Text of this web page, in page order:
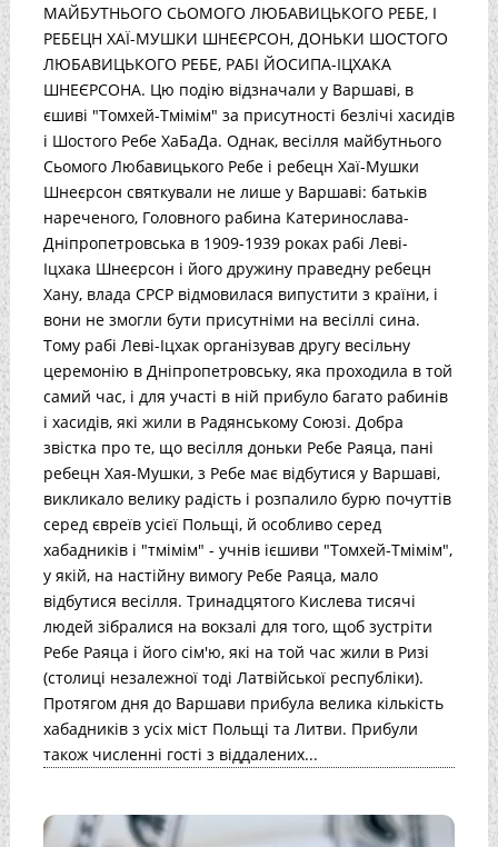
МАЙБУТНЬОГО СЬОМОГО ЛЮБАВИЦЬКОГО РЕБЕ, І
РЕБЕЦН ХАЇ-МУШКИ ШНЕЄРСОН, ДОНЬКИ ШОСТОГО
ЛЮБАВИЦЬКОГО РЕБЕ, РАБІ ЙОСИПА-ІЦХАКА
ШНЕЄРСОНА. Цю подію відзначали у Варшаві, в
єшиві "Томхей-Тмімім" за присутності безлічі хасидів
і Шостого Ребе ХаБаДа. Однак, весілля майбутнього
Сьомого Любавицького Ребе і ребецн Хаї-Мушки
Шнеєрсон святкували не лише у Варшаві: батьків
нареченого, Головного рабина Катеринослава-
Дніпропетровська в 1909-1939 роках рабі Леві-
Іцхака Шнеєрсон і його дружину праведну ребецн
Хану, влада СРСР відмовилася випустити з країни, і
вони не змогли бути присутніми на весіллі сина.
Тому рабі Леві-Іцхак організував другу весільну
церемонію в Дніпропетровську, яка проходила в той
самий час, і для участі в ній прибуло багато рабинів
і хасидів, які жили в Радянському Союзі. Добра
звістка про те, що весілля доньки Ребе Раяца, пані
ребецн Хая-Мушки, з Ребе має відбутися у Варшаві,
викликало велику радість і розпалило бурю почуттів
серед євреїв усієї Польщі, й особливо серед
хабадників і "тмімім" - учнів ієшиви "Томхей-Тмімім",
у якій, на настійну вимогу Ребе Раяца, мало
відбутися весілля. Тринадцятого Кислева тисячі
людей зібралися на вокзалі для того, щоб зустріти
Ребе Раяца і його сім'ю, які на той час жили в Ризі
(столиці незалежної тоді Латвійської республіки).
Протягом дня до Варшави прибула велика кількість
хабадників з усіх міст Польщі та Литви. Прибули
також численні гості з віддалених...